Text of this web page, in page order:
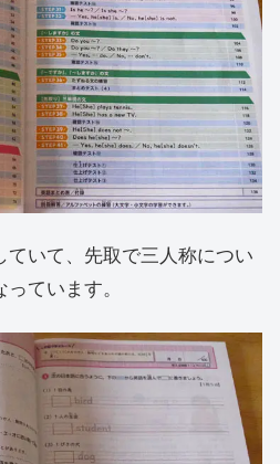
ていて、先取で三人称につい
ています。